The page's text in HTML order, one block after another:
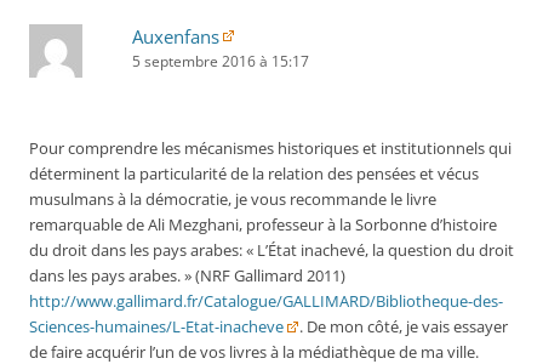
Auxenfans
5 septembre 2016 à 15:17
Pour comprendre les mécanismes historiques et institutionnels qui
déterminent la particularité de la relation des pensées et vécus
musulmans à la démocratie, je vous recommande le livre
remarquable de Ali Mezghani, professeur à la Sorbonne d’histoire
du droit dans les pays arabes: « L’État inachevé, la question du droit
dans les pays arabes. » (NRF Gallimard 2011)
http://www.gallimard.fr/Catalogue/GALLIMARD/Bibliotheque-des-
Sciences-humaines/L-Etat-inacheve
. De mon côté, je vais essayer
de faire acquérir l’un de vos livres à la médiathèque de ma ville.